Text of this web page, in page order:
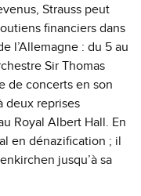
Strauss peut
financiers dans
l’Allemagne : du 5 au
Sir Thomas
de concerts en son
deux reprises
Royal Albert Hall. En
en dénazification ; il
jusqu’à sa